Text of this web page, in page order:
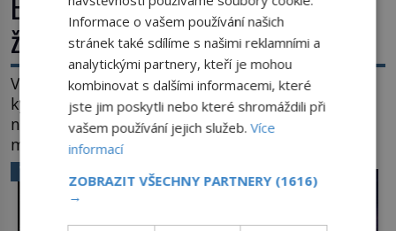
život přežívá navzdory všemu
Vroucí voda, mráz hluboko pod bodem mrazu,
kyseliny, smrtící tlak i pouště, kde celé roky
nespadne jediná kapka deště. Na první pohled
místa, kde nemůže existovat vůbec nic. Přesto
právě tady vědci objevují organismy, které
posouvají hranice života. Každý nový nález mění
naše představy o tom, co všechno dokáže příroda a
napovídá, kde bychom jednou […]
VĚDA A TECHNIKA
Informace o vašem používání našich
stránek také sdílíme s našimi reklamními a
analytickými partnery, kteří je mohou
kombinovat s dalšími informacemi, které
jste jim poskytli nebo které shromáždili při
vašem používání jejich služeb.Více
informací
ZOBRAZIT VŠECHNY PARTNERY (1616)
→